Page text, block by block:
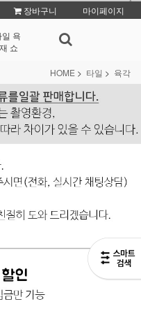
장바구니
마이페이지
HOME 타일 육각